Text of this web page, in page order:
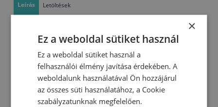
Leírás Letöltések
A fa dekoratív és mély védelmére
•átlátszó, a faanyagba mélyen behatoló bevonat
•rugalmasság – a védőréteg nem repedezik és nem
pattog le
•egyszerű felhordás
×
Ez a weboldal sütiket használ
Ez a weboldal sütiket használ a
felhasználói élmény javítása érdekében. A
weboldalunk használatával Ön hozzájárul
az összes süti használatához, a Cookie
szabályzatunknak megfelelően.